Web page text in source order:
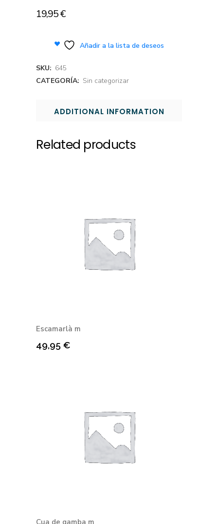
19,95€
Añadir a la lista de deseos
SKU: 645
CATEGORÍA: Sin categorizar
ADDITIONAL INFORMATION
Related products
Escamarlà m
49,95 €
Cua de gamba m